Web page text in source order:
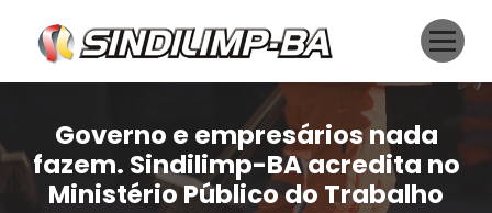
conteúdo
Governo e empresários nada
fazem. Sindilimp-BA acredita no
Ministério Público do Trabalho